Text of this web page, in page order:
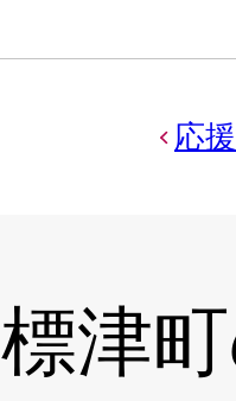
応
標津